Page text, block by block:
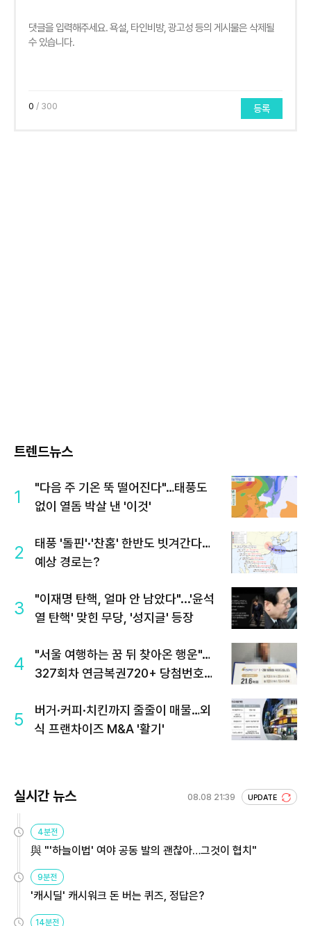
0 / 300 등록
트렌드뉴스
1
"다음 주 기온 뚝 떨어진다"…태풍도
없이 열돔 박살 낸 '이것'
2
태풍 '돌핀'·'찬홈' 한반도 빗겨간다…
예상 경로는?
3
"이재명 탄핵, 얼마 안 남았다"...'윤석
열 탄핵' 맞힌 무당, '성지글' 등장
4
"서울 여행하는 꿈 뒤 찾아온 행운"…
327회차 연금복권720+ 당첨번호조
5
버거·커피·치킨까지 줄줄이 매물…외
식 프랜차이즈 M&A '활기'
실시간 뉴스 08.08 21:39 UPDATE
4분전
與 "'하늘이법' 여야 공동 발의 괜찮아…그것이 협치"
9분전
'캐시딜' 캐시워크 돈 버는 퀴즈, 정답은?
14분전